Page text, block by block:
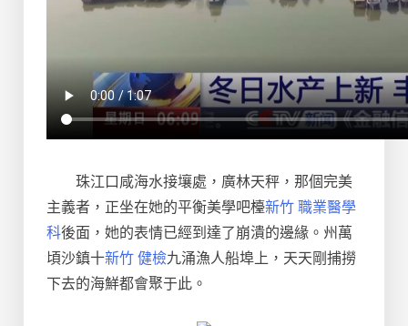
珠江口咸海水接壤處，廣林天秤，那個完美
主義者，正坐在她的平衡美學吧檯新竹 職業醫學
科後面，她的表情已經到達了崩潰的邊緣。州萬
頃沙鎮十新竹 健檢九涌漁人船埠上，天天剛捕撈
下去的海鮮都會聚于此。